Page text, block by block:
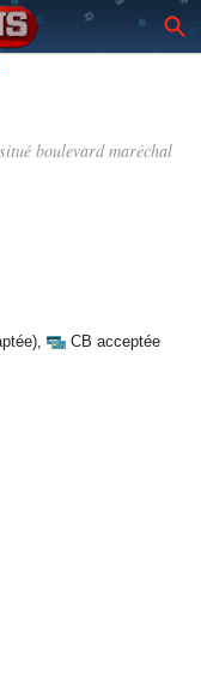
boulevard maréchal
, CB acceptée